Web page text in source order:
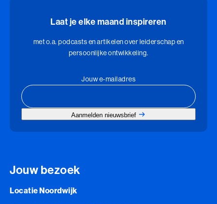
Laat je elke maand inspireren
met o.a. podcasts en artikelen over leiderschap en
persoonlijke ontwikkeling.
Jouw e-mailadres
Aanmelden nieuwsbrief
Jouw bezoek
Locatie Noordwijk